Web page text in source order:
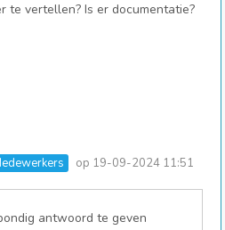
te vertellen? Is er documentatie?
op 19-09-2024 11:51
antwoord te geven